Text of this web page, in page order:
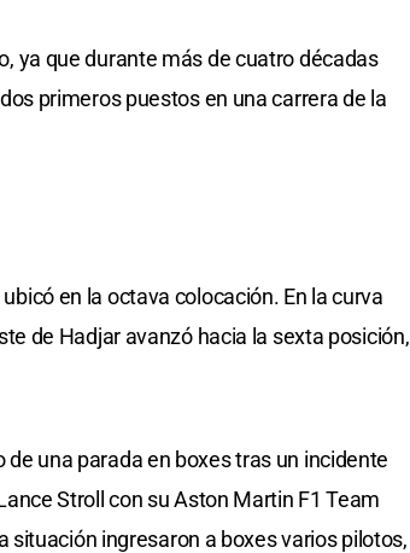
ya que durante más de cuatro décadas
primeros puestos en una carrera de la
en la octava colocación. En la curva
de Hadjar avanzó hacia la sexta posición,
una parada en boxes tras un incidente
Stroll con su Aston Martin F1 Team
situación ingresaron a boxes varios pilotos,